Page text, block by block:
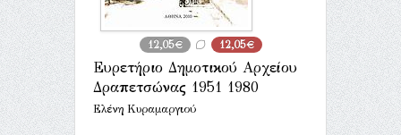
12,05€ 12,05€
Ευρετήριο Δημοτικού Αρχείου
Δραπετσώνας 1951 1980
Ελένη Κυραμαργιού